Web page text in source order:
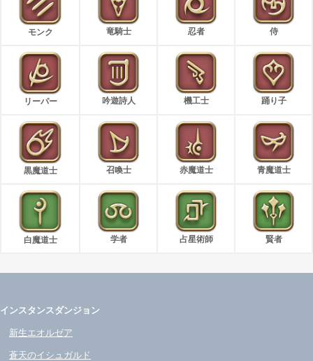
モンク 竜騎士 忍者 侍
リーパー 吟遊詩人 機工士 踊り子
黒魔道士 召喚士 赤魔道士 青魔道士
白魔道士 学者 占星術師 賢者
インスタンスダンジョン
新生エオルゼア
蒼天のイシュガルド